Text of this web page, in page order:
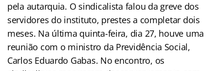
pela autarquia. O sindicalista falou da greve dos
servidores do instituto, prestes a completar dois
meses. Na última quinta-feira, dia 27, houve uma
reunião com o ministro da Previdência Social,
Carlos Eduardo Gabas. No encontro, os